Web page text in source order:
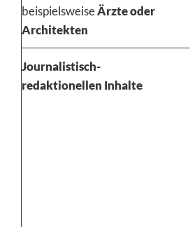
beispielsweiseÄrzte oder
Architekten
Journalistisch-
redaktionellen Inhalte